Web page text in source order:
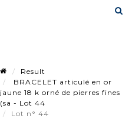
Result
BRACELET articulé en or
jaune 18 k orné de pierres fines
(sa - Lot 44
Lot n° 44